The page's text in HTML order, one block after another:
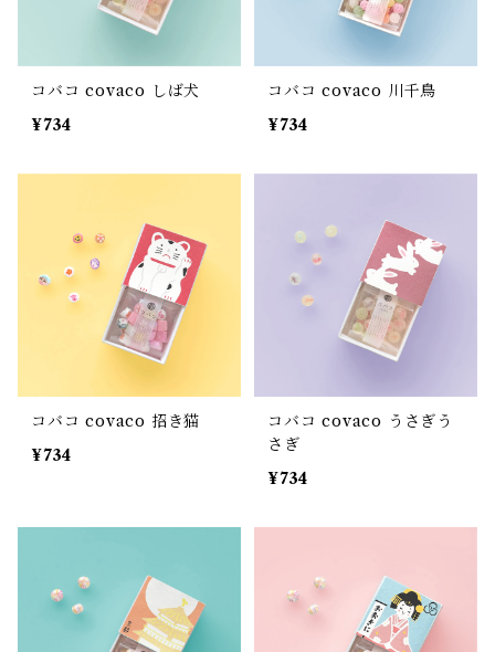
コバコ covaco しば犬
¥734
コバコ covaco 川千鳥
¥734
コバコ covaco 招き猫
¥734
コバコ covaco うさぎう
さぎ
¥734